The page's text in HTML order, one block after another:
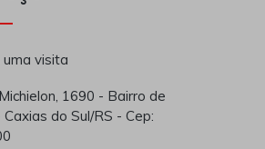
visita
1690 - Bairro de
do Sul/RS - Cep: